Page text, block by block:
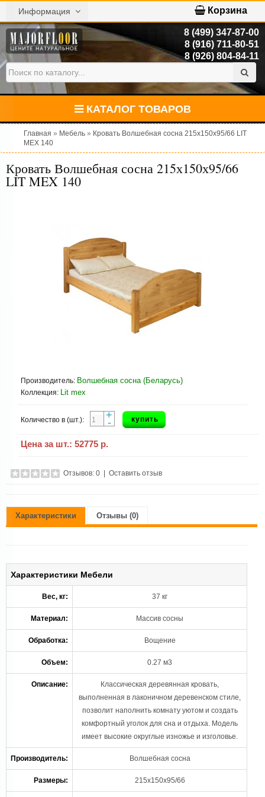
Информация Корзина
8 (499) 347-87-00
8 (916) 711-80-51
8 (926) 804-84-11
КАТАЛОГ ТОВАРОВ
Главная » Мебель » Кровать Волшебная сосна 215х150х95/66 LIT
MEX 140
Кровать Волшебная сосна 215х150х95/66
LIT MEX 140
Производитель: Волшебная сосна (Беларусь)
Коллекция: Lit mex
Количество в (шт.): +
- купить
Цена за шт.: 52775 р.
Отзывов: 0 Оставить отзыв
Характеристики Отзывы (0)
Характеристики Мебели
Вес, кг: 37 кг
Материал: Массив сосны
Обработка: Вощение
Объем: 0.27 м3
Описание:
Классическая деревянная кровать,
выполненная в лаконичном деревенском стиле,
позволит наполнить комнату уютом и создать
комфортный уголок для сна и отдыха. Модель
имеет высокие округлые изножье и изголовье.
Производитель: Волшебная сосна
Размеры: 215х150х95/66